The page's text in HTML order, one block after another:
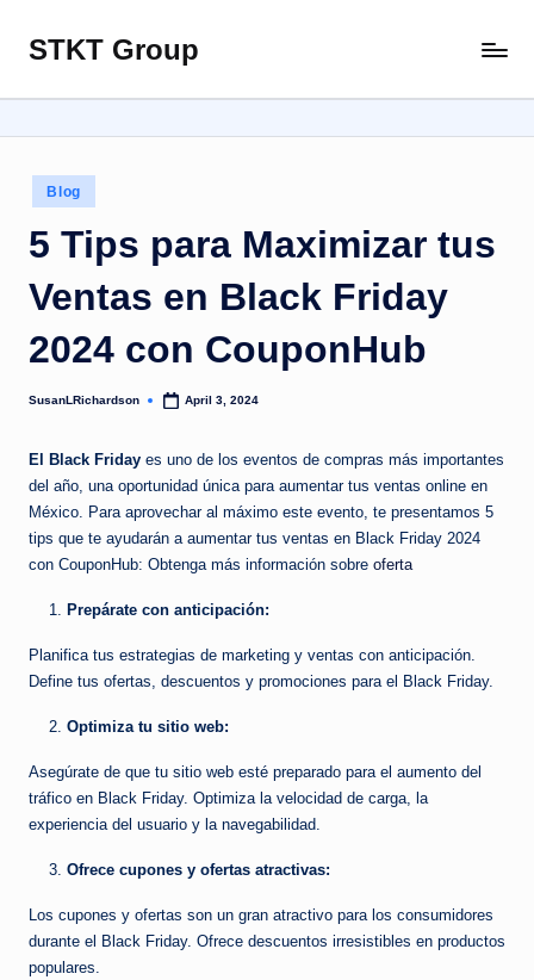
Skip
content
STKT Group
with
Every
Sphere
Posted
in
Blog
5 Tips para Maximizar tus
Ventas en Black Friday
2024 con CouponHub
Posted
SusanLRichardson April 3, 2024
El Black Friday es uno de los eventos de compras más importantes
del año, una oportunidad única para aumentar tus ventas online en
México. Para aprovechar al máximo este evento, te presentamos 5
tips que te ayudarán a aumentar tus ventas en Black Friday 2024
con CouponHub: Obtenga más información sobre oferta
Prepárate con anticipación:
Planifica tus estrategias de marketing y ventas con anticipación.
Define tus ofertas, descuentos y promociones para el Black Friday.
Optimiza tu sitio web:
Asegúrate de que tu sitio web esté preparado para el aumento del
tráfico en Black Friday. Optimiza la velocidad de carga, la
experiencia del usuario y la navegabilidad.
Ofrece cupones y ofertas atractivas:
Los cupones y ofertas son un gran atractivo para los consumidores
durante el Black Friday. Ofrece descuentos irresistibles en productos
populares.